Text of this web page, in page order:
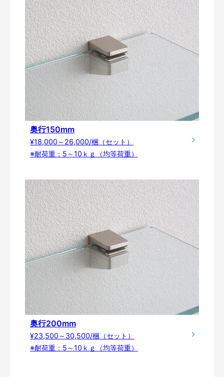
奥行150mm
¥18,000～26,000/梱（セット）
※耐荷重：5～10ｋｇ（均等荷重）
奥行200mm
¥23,500～30,500/梱（セット）
※耐荷重：5～10ｋｇ（均等荷重）